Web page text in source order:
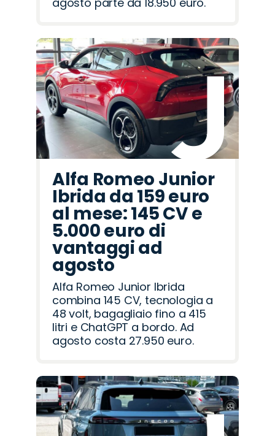
Alfa Romeo Junior
Ibrida da 159 euro
al mese: 145 CV e
5.000 euro di
vantaggi ad
agosto
Alfa Romeo Junior Ibrida
combina 145 CV, tecnologia a
48 volt, bagagliaio fino a 415
litri e ChatGPT a bordo. Ad
agosto costa 27.950 euro.